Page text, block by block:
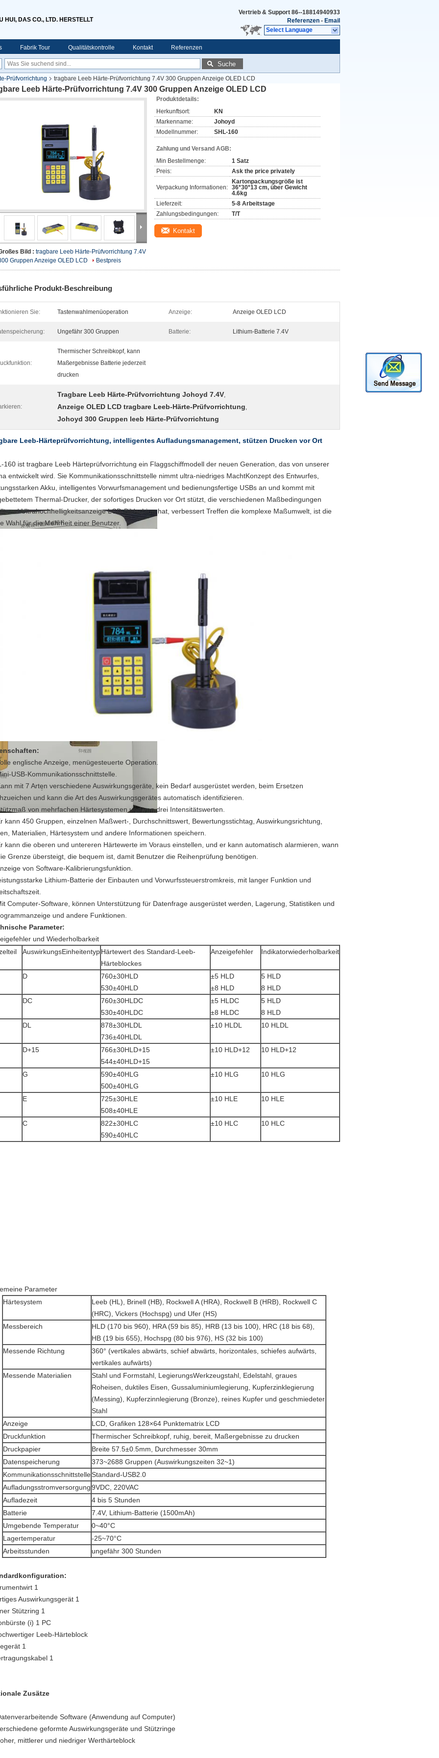
HUI, DAS CO., LTD. HERSTELLT
Vertrieb & Support 86--18814940933
Referenzen - Email
Select Language
Fabrik Tour Qualitätskontrolle Kontakt Referenzen
Suche
Prüfvorrichtung
tragbare Leeb Härte-Prüfvorrichtung 7.4V 300 Gruppen Anzeige OLED LCD
Leeb Härte-Prüfvorrichtung 7.4V 300 Gruppen Anzeige OLED LCD
Bild : tragbare Leeb Härte-Prüfvorrichtung 7.4V
Gruppen Anzeige OLED LCD
Bestpreis
Produktdetails:
Herkunftsort:
KN
Markenname:
Johoyd
Modellnummer:
SHL-160
Zahlung und Versand AGB:
Min Bestellmenge:
1 Satz
Preis:
Ask the price privately
Verpackung Informationen:
Kartonpackungsgröße ist
36*30*13 cm, über Gewicht
4.6kg
Lieferzeit:
5-8 Arbeitstage
Zahlungsbedingungen:
T/T
Kontakt
Produkt-Beschreibung
Sie: Tastenwahlmenüoperation Anzeige: Anzeige OLED LCD
Ungefähr 300 Gruppen Batterie: Lithium-Batterie 7.4V
Thermischer Schreibkopf, kann
Maßergebnisse Batterie jederzeit
drucken
Tragbare Leeb Härte-Prüfvorrichtung Johoyd 7.4V,
Anzeige OLED LCD tragbare Leeb-Härte-Prüfvorrichtung,
Johoyd 300 Gruppen leeb Härte-Prüfvorrichtung
Leeb-Härteprüfvorrichtung, intelligentes Aufladungsmanagement, stützen Drucken vor Ort
160 ist tragbare Leeb Härteprüfvorrichtung ein Flaggschiffmodell der neuen Generation, das von unserer
entwickelt wird. Sie Kommunikationsschnittstelle nimmt ultra-niedriges MachtKonzept des Entwurfes,
Akku, intelligentes Vorwurfsmanagement und bedienungsfertige USBs an und kommt mit
Thermal-Drucker, der sofortiges Drucken vor Ort stützt, die verschiedenen Maßbedingungen
und Ultrahochhelligkeitsanzeige LCD-Bildschirm hat, verbessert Treffen die komplexe Maßumwelt, ist die
Wahl für die Mehrheit einer Benutzer.
englische Anzeige, menügesteuerte Operation.
USB-Kommunikationsschnittstelle.
mit 7 Arten verschiedene Auswirkungsgeräte, kein Bedarf ausgerüstet werden, beim Ersetzen
und kann die Art des Auswirkungsgerätes automatisch identifizieren.
von mehrfachen Härtesystemen und von drei Intensitätswerten.
kann 450 Gruppen, einzelnen Maßwert-, Durchschnittswert, Bewertungsstichtag, Auswirkungsrichtung,
Materialien, Härtesystem und andere Informationen speichern.
kann die oberen und untereren Härtewerte im Voraus einstellen, und er kann automatisch alarmieren, wann
Grenze übersteigt, die bequem ist, damit Benutzer die Reihenprüfung benötigen.
von Software-Kalibrierungsfunktion.
Lithium-Batterie der Einbauten und Vorwurfssteuerstromkreis, mit langer Funktion und
Computer-Software, können Unterstützung für Datenfrage ausgerüstet werden, Lagerung, Statistiken und
und andere Funktionen.
Parameter:
und Wiederholbarkeit
AuswirkungsEinheitentypHärtewert des Standard-Leeb-
Härteblockes
Anzeigefehler Indikatorwiederholbarkeit
D
760±30HLD
530±40HLD
±5 HLD
±8 HLD
5 HLD
8 HLD
DC
760±30HLDC
530±40HLDC
±5 HLDC
±8 HLDC
5 HLD
8 HLD
DL
878±30HLDL
736±40HLDL
±10 HLDL 10 HLDL
D+15
766±30HLD+15
544±40HLD+15
±10 HLD+12 10 HLD+12
G
590±40HLG
500±40HLG
±10 HLG 10 HLG
E
725±30HLE
508±40HLE
±10 HLE 10 HLE
C
822±30HLC
590±40HLC
±10 HLC 10 HLC
Parameter
Härtesystem
Leeb (HL), Brinell (HB), Rockwell A (HRA), Rockwell B (HRB), Rockwell C
(HRC), Vickers (Hochspg) und Ufer (HS)
Messbereich
HLD (170 bis 960), HRA (59 bis 85), HRB (13 bis 100), HRC (18 bis 68),
HB (19 bis 655), Hochspg (80 bis 976), HS (32 bis 100)
Messende Richtung
360° (vertikales abwärts, schief abwärts, horizontales, schiefes aufwärts,
vertikales aufwärts)
Messende Materialien
Stahl und Formstahl, LegierungsWerkzeugstahl, Edelstahl, graues
Roheisen, duktiles Eisen, Gussaluminiumlegierung, Kupferzinklegierung
(Messing), Kupferzinnlegierung (Bronze), reines Kupfer und geschmiedeter
Stahl
Anzeige
LCD, Grafiken 128×64 Punktematrix LCD
Druckfunktion
Thermischer Schreibkopf, ruhig, bereit, Maßergebnisse zu drucken
Druckpapier
Breite 57.5±0.5mm, Durchmesser 30mm
Datenspeicherung
373~2688 Gruppen (Auswirkungszeiten 32~1)
KommunikationsschnittstelleStandard-USB2.0
Aufladungsstromversorgung9VDC, 220VAC
Aufladezeit
4 bis 5 Stunden
Batterie
7.4V, Lithium-Batterie (1500mAh)
Umgebende Temperatur
0~40°C
Lagertemperatur
-25~70°C
Arbeitsstunden
ungefähr 300 Stunden
1
Auswirkungsgerät 1
Stützring 1
(i) 1 PC
Leeb-Härteblock
1
1
Zusätze
Software (Anwendung auf Computer)
geformte Auswirkungsgeräte und Stützringe
mittlerer und niedriger Werthärteblock